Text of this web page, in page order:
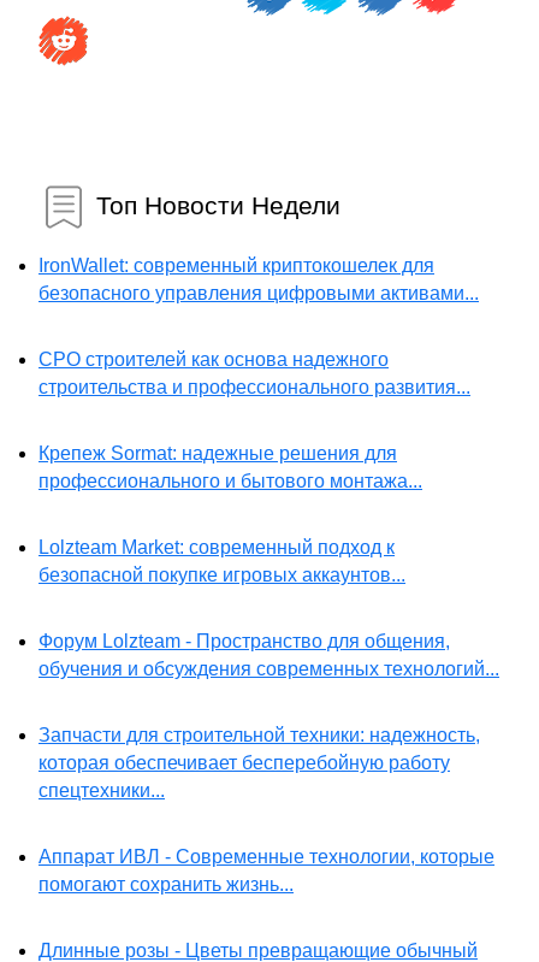
Топ Новости Недели
IronWallet: современный криптокошелек для
безопасного управления цифровыми активами...
СРО строителей как основа надежного
строительства и профессионального развития...
Крепеж Sormat: надежные решения для
профессионального и бытового монтажа...
Lolzteam Market: современный подход к
безопасной покупке игровых аккаунтов...
Форум Lolzteam - Пространство для общения,
обучения и обсуждения современных технологий...
Запчасти для строительной техники: надежность,
которая обеспечивает бесперебойную работу
спецтехники...
Аппарат ИВЛ - Современные технологии, которые
помогают сохранить жизнь...
Длинные розы - Цветы превращающие обычный